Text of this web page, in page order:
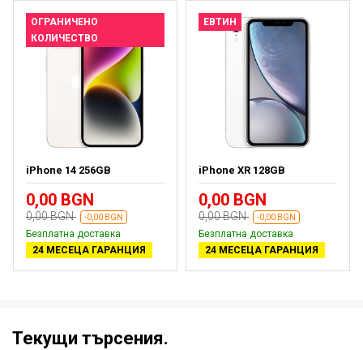
ОГРАНИЧЕНО
КОЛИЧЕСТВО
iPhone 14 256GB
0,00 BGN
0,00 BGN -0,00 BGN
Безплатна доставка
24 МЕСЕЦА ГАРАНЦИЯ
ЕВТИН
iPhone XR 128GB
0,00 BGN
0,00 BGN -0,00 BGN
Безплатна доставка
24 МЕСЕЦА ГАРАНЦИЯ
Текущи търсения.